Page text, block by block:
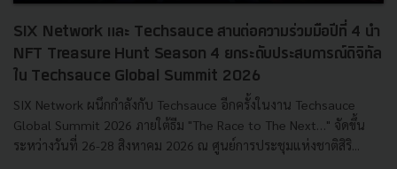
SIX Network และ Techsauce สานต่อความร่วมมือปีที่ 4 นำ
NFT Treasure Hunt Season 4 ยกระดับประสบการณ์ดิจิทัล
ใน Techsauce Global Summit 2026
SIX Network ผนึกกำลังกับ Techsauce อีกครั้งในงาน Techsauce
Global Summit 2026 ภายใต้ธีม "The Race to The Next…" จัดขึ้น
ระหว่างวันที่ 26-28 สิงหาคม 2026 ณ ศูนย์การประชุมแห่งชาติสิริ...